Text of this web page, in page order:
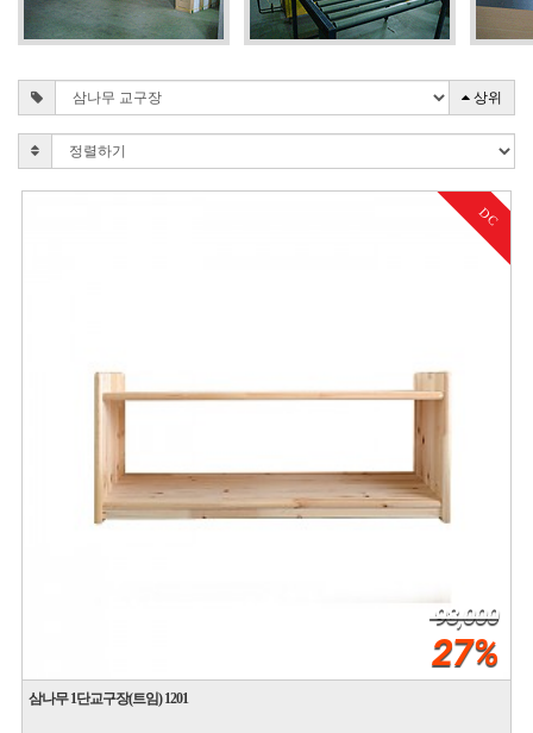
상위
DC
98,000
27%
삼나무 1단교구장(트임) 1201